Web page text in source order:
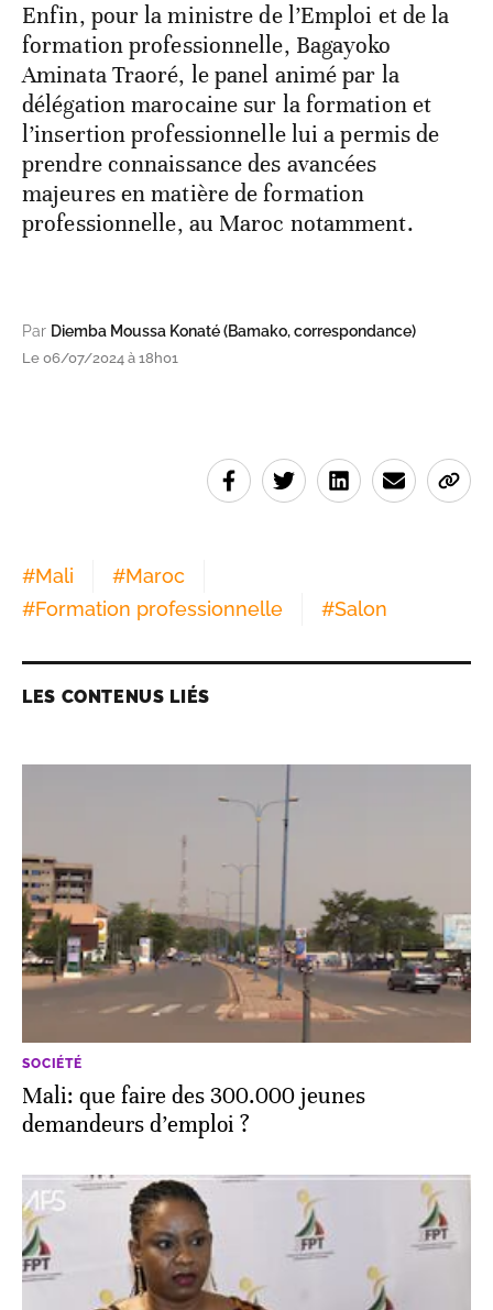
Enfin, pour la ministre de l’Emploi et de la
formation professionnelle, Bagayoko
Aminata Traoré, le panel animé par la
délégation marocaine sur la formation et
l’insertion professionnelle lui a permis de
prendre connaissance des avancées
majeures en matière de formation
professionnelle, au Maroc notamment.
Par Diemba Moussa Konaté (Bamako, correspondance)
Le 06/07/2024 à 18h01
#Mali #Maroc
#Formation professionnelle #Salon
LES CONTENUS LIÉS
SOCIÉTÉ
Mali: que faire des 300.000 jeunes
demandeurs d’emploi ?